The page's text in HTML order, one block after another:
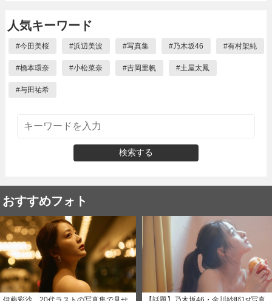
人気キーワード
#今田美桜 #浜辺美波 #写真集 #乃木坂46 #有村架純
#橋本環奈 #小松菜奈 #吉岡里帆 #土屋太鳳
#与田祐希
検索する
おすすめフォト